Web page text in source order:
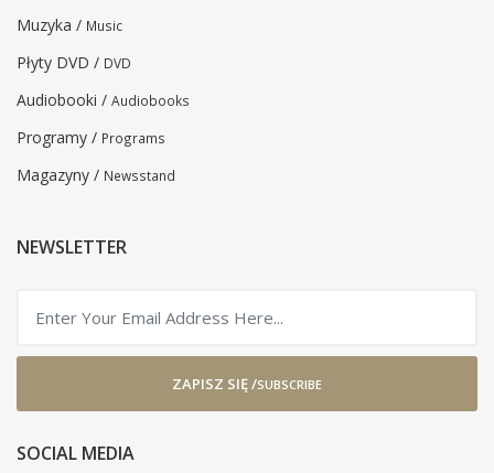
Muzyka / Music
Płyty DVD / DVD
Audiobooki / Audiobooks
Programy / Programs
Magazyny / Newsstand
NEWSLETTER
ZAPISZ SIĘ /SUBSCRIBE
SOCIAL MEDIA